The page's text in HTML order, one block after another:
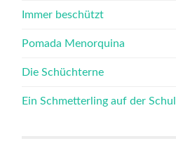
Immer beschützt
Pomada Menorquina
Die Schüchterne
Ein Schmetterling auf der